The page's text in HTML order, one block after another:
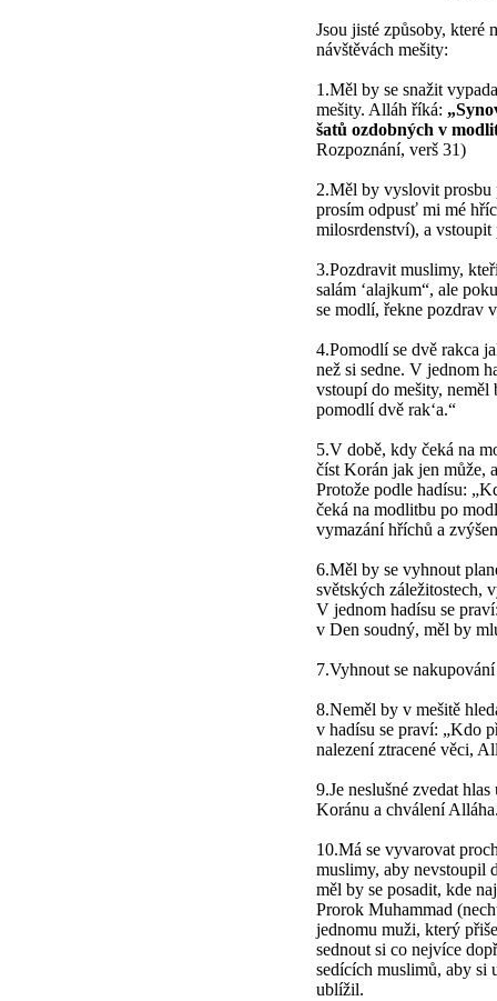
Jsou jisté způsoby, které
návštěvách mešity:
1.Měl by se snažit
mešity. Alláh říká:
šatů ozdobných v
Rozpoznání, verš 31)
2.Měl by vyslovit prosbu
prosím odpusť mi mé
milosrdenství), a vstoupit
3.Pozdravit muslimy,
salám ‘alajkum“, ale
se modlí, řekne pozdrav
4.Pomodlí se dvě rakca
než si sedne. V jednom
vstoupí do mešity, neměl
pomodlí dvě rak‘a.“
5.V době, kdy čeká na
číst Korán jak jen může,
Protože podle hadísu:
čeká na modlitbu po
vymazání hříchů a
6.Měl by se vyhnout
světských záležitostech,
V jednom hadísu se
v Den soudný, měl by
7.Vyhnout se
8.Neměl by v mešitě
v hadísu se praví: „Kdo
nalezení ztracené věci,
9.Je neslušné zvedat
Koránu a chválení
10.Má se vyvarovat
muslimy, aby nevstoupil
měl by se posadit, kde
Prorok Muhammad
jednomu muži, který
sednout si co nejvíce
sedících muslimů, aby si
ublížil.